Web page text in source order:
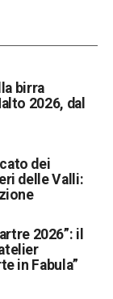
birra
2026, dal
dei
delle Valli:
2026”: il
in Fabula”